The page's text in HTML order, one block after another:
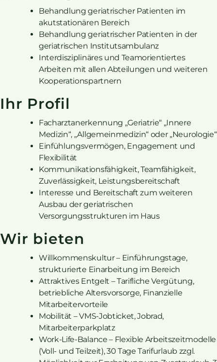
Behandlung geriatrischer Patienten im
akutstationären Bereich
Behandlung geriatrischer Patienten in der
geriatrischen Institutsambulanz
Interdisziplinäres und Teamorientiertes
Arbeiten mit allen Abteilungen und weiteren
Kooperationspartnern
Ihr Profil
Facharztanerkennung „Geriatrie“ „Innere
Medizin“, „Allgemeinmedizin“ oder „Neurologie“
Einfühlungsvermögen, Engagement und
Flexibilität
Kommunikationsfähigkeit, Teamfähigkeit,
Zuverlässigkeit, Leistungsbereitschaft
Interesse und Bereitschaft zum weiteren
Ausbau der geriatrischen
Versorgungsstrukturen im Haus
Wir bieten
Willkommenskultur – Einführungstage,
strukturierte Einarbeitung im Bereich
Attraktives Entgelt – Tarifliche Vergütung,
betriebliche Altersvorsorge, Finanzielle
Mitarbeitervorteile
Mobilität – VMS-Jobticket, Jobrad,
Mitarbeiterparkplatz
Work-Life-Balance – Flexible Arbeitszeitmodelle
(Voll- und Teilzeit), 30 Tage Tarifurlaub zzgl.